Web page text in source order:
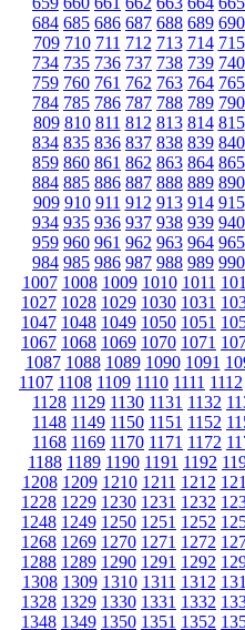
684 685 686 687 688 689 690
709 710 711 712 713 714 715
734 735 736 737 738 739 740
759 760 761 762 763 764 765
784 785 786 787 788 789 790
809 810 811 812 813 814 815
834 835 836 837 838 839 840
859 860 861 862 863 864 865
884 885 886 887 888 889 890
909 910 911 912 913 914 915
934 935 936 937 938 939 940
959 960 961 962 963 964 965
984 985 986 987 988 989 990
1007 1008 1009 1010 1011
1027 1028 1029 1030 1031
1047 1048 1049 1050 1051
1067 1068 1069 1070 1071
1087 1088 1089 1090 1091
1107 1108 1109 1110 1111 1112
1128 1129 1130 1131 1132
1148 1149 1150 1151 1152
1168 1169 1170 1171 1172
1188 1189 1190 1191 1192
1208 1209 1210 1211 1212
1228 1229 1230 1231 1232
1248 1249 1250 1251 1252
1268 1269 1270 1271 1272
1288 1289 1290 1291 1292
1308 1309 1310 1311 1312
1328 1329 1330 1331 1332
1348 1349 1350 1351 1352